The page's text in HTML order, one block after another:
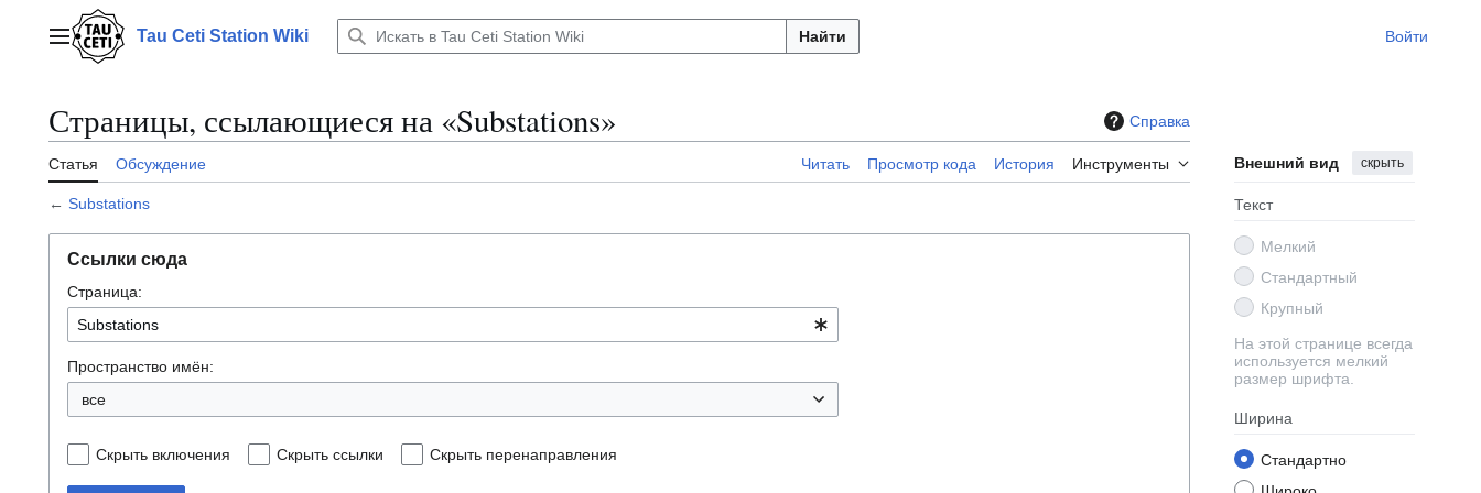
содержаниюГлавное менюTau Ceti Station Wiki Найти Войти
Страницы, ссылающиеся на «Substations» Справка
Статья Обсуждение Читать Просмотр кода История Инструменты Внешний вид скрыть
Текст
Мелкий
Стандартный
Крупный
На этой странице всегда
используется мелкий
размер шрифта.
Ширина
Стандартно
← Substations
Ссылки сюда
Страница:
Пространство имён:
все
Скрыть включения Скрыть ссылки Скрыть перенаправления